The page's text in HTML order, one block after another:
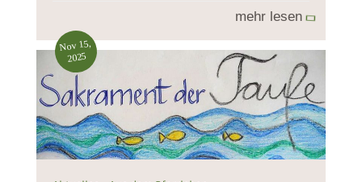
mehr lesen
Nov 15,
2025